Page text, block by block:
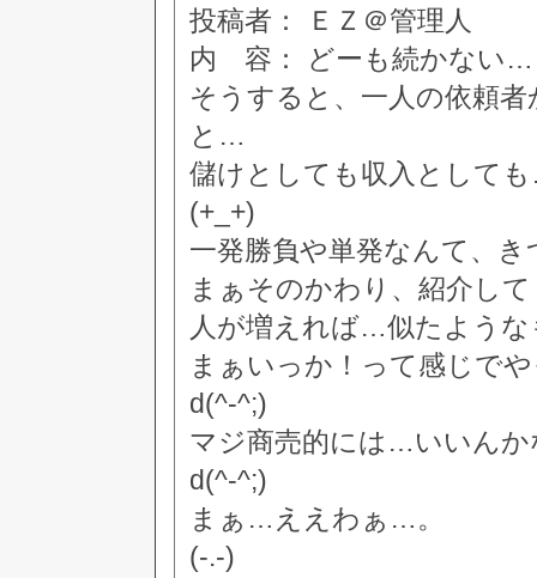
投稿者： ＥＺ＠管理人
内 容： どーも続かない…
そうすると、一人の依頼
と…
儲けとしても収入として
(+_+)
一発勝負や単発なんて、
まぁそのかわり、紹介し
人が増えれば…似たよう
まぁいっか！って感じで
d(^-^;)
マジ商売的には…いいんか
d(^-^;)
まぁ…ええわぁ…。
(-.-)